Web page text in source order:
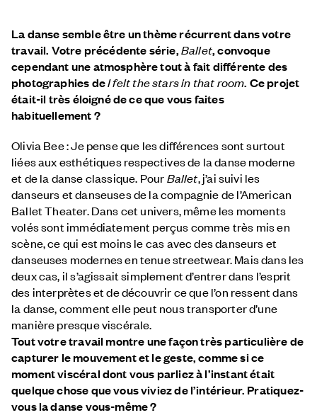
La danse semble être un thème récurrent dans votre
travail. Votre précédente série,Ballet, convoque
cependant une atmosphère tout à fait différente des
photographies deI felt the stars in that room. Ce projet
était-il très éloigné de ce que vous faites
habituellement ?
Olivia Bee : Je pense que les différences sont surtout
liées aux esthétiques respectives de la danse moderne
et de la danse classique. PourBallet, j’ai suivi les
danseurs et danseuses de la compagnie de l’American
Ballet Theater. Dans cet univers, même les moments
volés sont immédiatement perçus comme très mis en
scène, ce qui est moins le cas avec des danseurs et
danseuses modernes en tenue streetwear. Mais dans les
deux cas, il s’agissait simplement d’entrer dans l’esprit
des interprètes et de découvrir ce que l’on ressent dans
la danse, comment elle peut nous transporter d’une
manière presque viscérale.
Tout votre travail montre une façon très particulière de
capturer le mouvement et le geste, comme si ce
moment viscéral dont vous parliez à l’instant était
quelque chose que vous viviez de l’intérieur. Pratiquez-
vous la danse vous-même ?